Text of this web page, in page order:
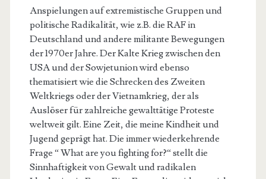
Anspielungen auf extremistische Gruppen und
politische Radikalität, wie z.B. die RAF in
Deutschland und andere militante Bewegungen
der 1970er Jahre. Der Kalte Krieg zwischen den
USA und der Sowjetunion wird ebenso
thematisiert wie die Schrecken des Zweiten
Weltkriegs oder der Vietnamkrieg, der als
Auslöser für zahlreiche gewalttätige Proteste
weltweit gilt. Eine Zeit, die meine Kindheit und
Jugend geprägt hat. Die immer wiederkehrende
Frage “ What are you fighting for?“ stellt die
Sinnhaftigkeit von Gewalt und radikalen